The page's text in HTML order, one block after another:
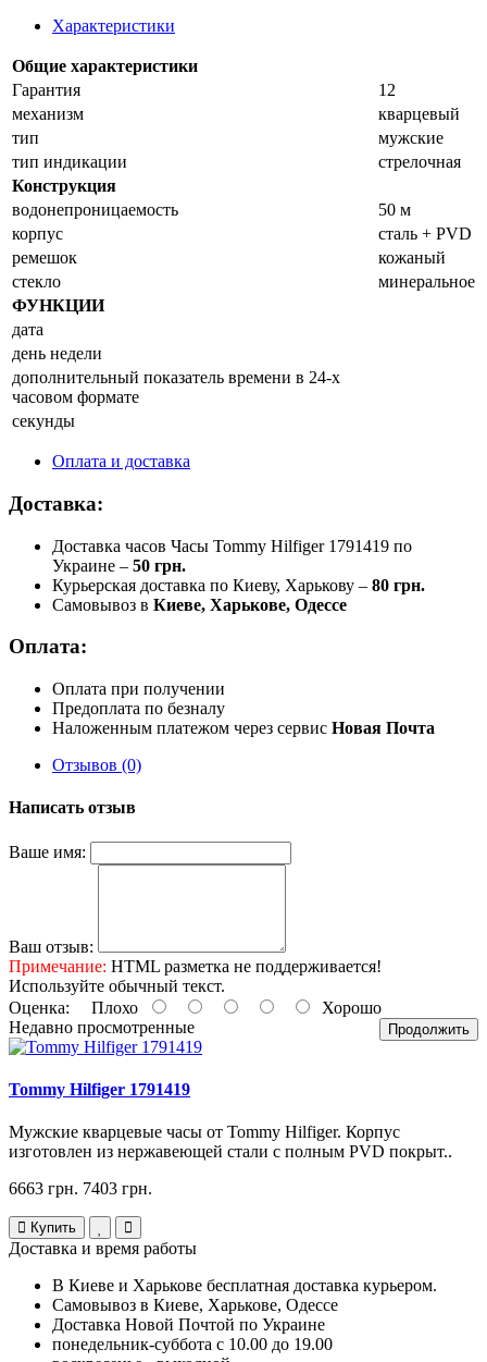
Характеристики
Общие характеристики
Гарантия
12
механизм
кварцевый
тип
мужские
тип индикации
стрелочная
Конструкция
водонепроницаемость
50 м
корпус
сталь + PVD
ремешок
кожаный
стекло
минеральное
ФУНКЦИИ
дата
день недели
дополнительный показатель времени в 24-х
часовом формате
секунды
Оплата и доставка
Доставка:
Доставка часов Часы Tommy Hilfiger 1791419 по
Украине – 50 грн.
Курьерская доставка по Киеву, Харькову – 80 грн.
Самовывоз в Киеве, Харькове, Одессе
Оплата:
Оплата при получении
Предоплата по безналу
Наложенным платежом через сервис Новая Почта
Отзывов (0)
Написать отзыв
Ваше имя:
Ваш отзыв:
Примечание: HTML разметка не поддерживается!
Используйте обычный текст.
Оценка: Плохо Хорошо
Продолжить
Недавно просмотренные
Tommy Hilfiger 1791419
Мужские кварцевые часы от Tommy Hilfiger. Корпус
изготовлен из нержавеющей стали с полным PVD покрыт..
6663 грн. 7403 грн.
Купить
Доставка и время работы
В Киеве и Харькове бесплатная доставка курьером.
Самовывоз в Киеве, Харькове, Одессе
Доставка Новой Почтой по Украине
понедельник-суббота с 10.00 до 19.00